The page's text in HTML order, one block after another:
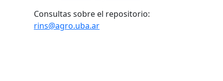
Consultas sobre el repositorio:
rins@agro.uba.ar